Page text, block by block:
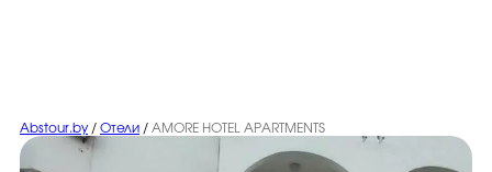
Abstour.by / Отели / AMORE HOTEL APARTMENTS